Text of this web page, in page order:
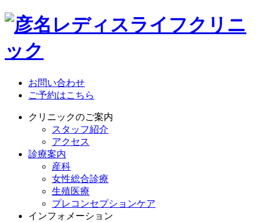
お問い合わせ
ご予約はこちら
クリニックのご案内
スタッフ紹介
アクセス
診療案内
産科
女性総合診療
生殖医療
プレコンセプションケア
インフォメーション